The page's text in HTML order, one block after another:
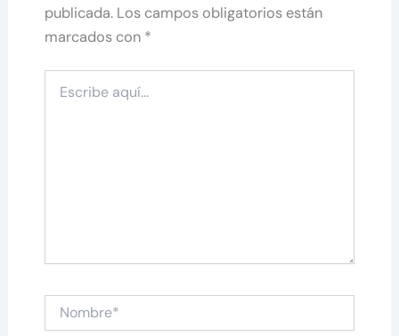
publicada. Los campos obligatorios están
marcados con *
aquí...
Nombre*